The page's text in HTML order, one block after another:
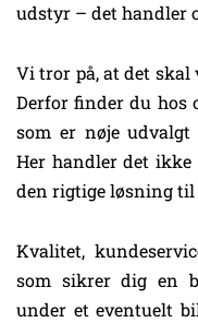
udstyr – det handler
Vi tror på, at det skal
Derfor finder du hos
som er nøje
Her handler det
den rigtige løsning til
Kvalitet,
som sikrer dig en
under et eventuelt